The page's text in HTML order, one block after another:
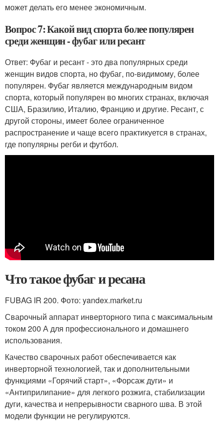
может делать его менее экономичным.
Вопрос 7: Какой вид спорта более популярен
среди женщин - фубаг или ресант
Ответ: Фубаг и ресант - это два популярных среди
женщин видов спорта, но фубаг, по-видимому, более
популярен. Фубаг является международным видом
спорта, который популярен во многих странах, включая
США, Бразилию, Италию, Францию и другие. Ресант, с
другой стороны, имеет более ограниченное
распространение и чаще всего практикуется в странах,
где популярны регби и футбол.
Что такое фубаг и ресана
FUBAG IR 200. Фото: yandex.market.ru
Сварочный аппарат инверторного типа с максимальным
током 200 А для профессионального и домашнего
использования.
Качество сварочных работ обеспечивается как
инверторной технологией, так и дополнительными
функциями «Горячий старт», «Форсаж дуги» и
«Антиприлипание» для легкого розжига, стабилизации
дуги, качества и непрерывности сварного шва. В этой
модели функции не регулируются.